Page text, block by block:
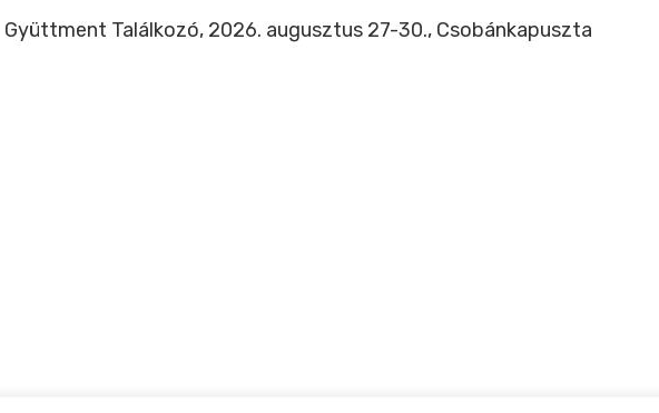
Gyüttment Találkozó, 2026. augusztus 27-30., Csobánkapuszta